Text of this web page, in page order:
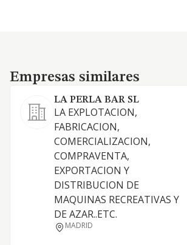
Empresas similares
Empresas similares
LA PERLA BAR SL
LA EXPLOTACION,
FABRICACION,
COMERCIALIZACION,
COMPRAVENTA,
EXPORTACION Y
DISTRIBUCION DE
MAQUINAS RECREATIVAS Y
DE AZAR..ETC.
MADRID